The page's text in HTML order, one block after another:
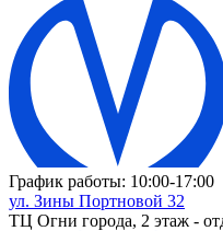
График работы: 10:00-17:00
ул. Зины Портновой 32
ТЦ Огни города, 2 этаж -